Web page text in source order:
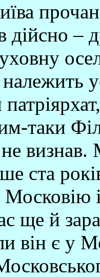
дійсно
таки
визнав.
ста
Московію
ще й
він є у